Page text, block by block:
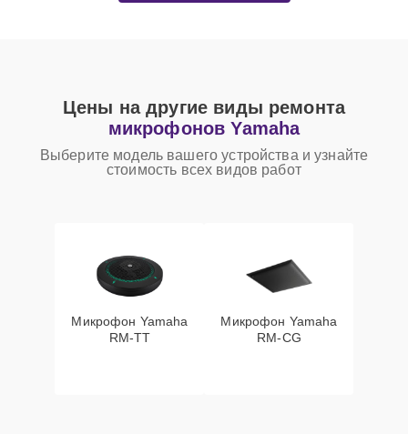
Цены на другие виды ремонта
микрофонов Yamaha
Выберите модель вашего устройства и узнайте
стоимость всех видов работ
Микрофон Yamaha
RM-TT
Микрофон Yamaha
RM-CG